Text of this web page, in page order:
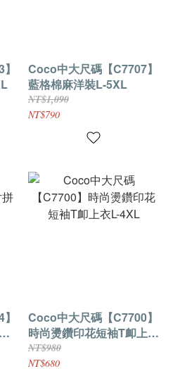
Coco中大尺碼【C7707】
藍格棉麻洋裝L-5XL
NT$1,090
NT$790
Coco中大尺碼【C7700】
時尚燙鑽印花短袖T卹上衣
L-4XL
NT$980
NT$680